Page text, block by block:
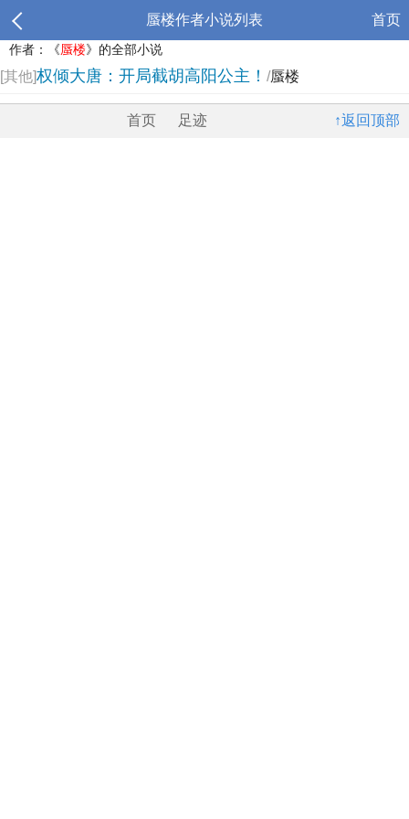
蜃楼作者小说列表 首页
作者：《蜃楼》的全部小说
[其他]权倾大唐：开局截胡高阳公主！ /蜃楼
↑返回顶部
首页 足迹